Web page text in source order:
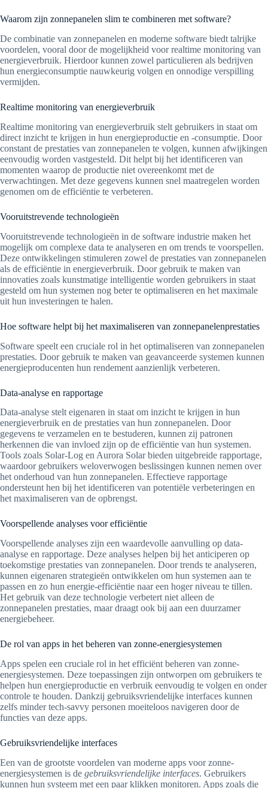
Waarom zijn zonnepanelen slim te combineren met software?
De combinatie van zonnepanelen en moderne software biedt talrijke
voordelen, vooral door de mogelijkheid voor realtime monitoring van
energieverbruik. Hierdoor kunnen zowel particulieren als bedrijven
hun energieconsumptie nauwkeurig volgen en onnodige verspilling
vermijden.
Realtime monitoring van energieverbruik
Realtime monitoring van energieverbruik stelt gebruikers in staat om
direct inzicht te krijgen in hun energieproductie en -consumptie. Door
constant de prestaties van zonnepanelen te volgen, kunnen afwijkingen
eenvoudig worden vastgesteld. Dit helpt bij het identificeren van
momenten waarop de productie niet overeenkomt met de
verwachtingen. Met deze gegevens kunnen snel maatregelen worden
genomen om de efficiëntie te verbeteren.
Vooruitstrevende technologieën
Vooruitstrevende technologieën in de software industrie maken het
mogelijk om complexe data te analyseren en om trends te voorspellen.
Deze ontwikkelingen stimuleren zowel de prestaties van zonnepanelen
als de efficiëntie in energieverbruik. Door gebruik te maken van
innovaties zoals kunstmatige intelligentie worden gebruikers in staat
gesteld om hun systemen nog beter te optimaliseren en het maximale
uit hun investeringen te halen.
Hoe software helpt bij het maximaliseren van zonnepanelenprestaties
Software speelt een cruciale rol in het optimaliseren van zonnepanelen
prestaties. Door gebruik te maken van geavanceerde systemen kunnen
energieproducenten hun rendement aanzienlijk verbeteren.
Data-analyse en rapportage
Data-analyse stelt eigenaren in staat om inzicht te krijgen in hun
energieverbruik en de prestaties van hun zonnepanelen. Door
gegevens te verzamelen en te bestuderen, kunnen zij patronen
herkennen die van invloed zijn op de efficiëntie van hun systemen.
Tools zoals Solar-Log en Aurora Solar bieden uitgebreide rapportage,
waardoor gebruikers weloverwogen beslissingen kunnen nemen over
het onderhoud van hun zonnepanelen. Effectieve rapportage
ondersteunt hen bij het identificeren van potentiële verbeteringen en
het maximaliseren van de opbrengst.
Voorspellende analyses voor efficiëntie
Voorspellende analyses zijn een waardevolle aanvulling op data-
analyse en rapportage. Deze analyses helpen bij het anticiperen op
toekomstige prestaties van zonnepanelen. Door trends te analyseren,
kunnen eigenaren strategieën ontwikkelen om hun systemen aan te
passen en zo hun energie-efficiëntie naar een hoger niveau te tillen.
Het gebruik van deze technologie verbetert niet alleen de
zonnepanelen prestaties, maar draagt ook bij aan een duurzamer
energiebeheer.
De rol van apps in het beheren van zonne-energiesystemen
Apps spelen een cruciale rol in het efficiënt beheren van zonne-
energiesystemen. Deze toepassingen zijn ontworpen om gebruikers te
helpen hun energieproductie en verbruik eenvoudig te volgen en onder
controle te houden. Dankzij gebruiksvriendelijke interfaces kunnen
zelfs minder tech-savvy personen moeiteloos navigeren door de
functies van deze apps.
Gebruiksvriendelijke interfaces
Een van de grootste voordelen van moderne apps voor zonne-
energiesystemen is de gebruiksvriendelijke interfaces. Gebruikers
kunnen hun systeem met een paar klikken monitoren. Apps zoals die